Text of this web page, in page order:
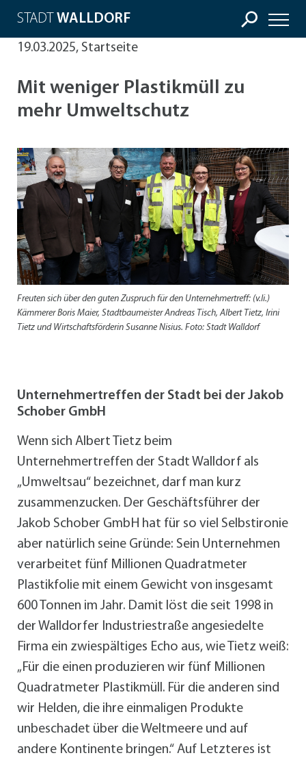
STADT WALLDORF
19.03.2025, Startseite
Mit weniger Plastikmüll zu
mehr Umweltschutz
Freuten sich über den guten Zuspruch für den Unternehmertreff: (v.li.)
Kämmerer Boris Maier, Stadtbaumeister Andreas Tisch, Albert Tietz, Irini
Tietz und Wirtschaftsförderin Susanne Nisius. Foto: Stadt Walldorf
Unternehmertreffen der Stadt bei der Jakob
Schober GmbH
Wenn sich Albert Tietz beim
Unternehmertreffen der Stadt Walldorf als
„Umweltsau“ bezeichnet, darf man kurz
zusammenzucken. Der Geschäftsführer der
Jakob Schober GmbH hat für so viel Selbstironie
aber natürlich seine Gründe: Sein Unternehmen
verarbeitet fünf Millionen Quadratmeter
Plastikfolie mit einem Gewicht von insgesamt
600 Tonnen im Jahr. Damit löst die seit 1998 in
der Walldorfer Industriestraße angesiedelte
Firma ein zwiespältiges Echo aus, wie Tietz weiß:
„Für die einen produzieren wir fünf Millionen
Quadratmeter Plastikmüll. Für die anderen sind
wir Helden, die ihre einmaligen Produkte
unbeschadet über die Weltmeere und auf
andere Kontinente bringen.“ Auf Letzteres ist